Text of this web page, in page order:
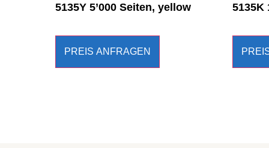
5135Y 5’000 Seiten, yellow
PREIS ANFRAGEN
5135K